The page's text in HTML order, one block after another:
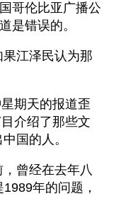
哥伦比亚广播公
是错误的。
江泽民认为那
期天的报道歪
介绍了那些文
国的人。
曾经在去年八
年的问题，